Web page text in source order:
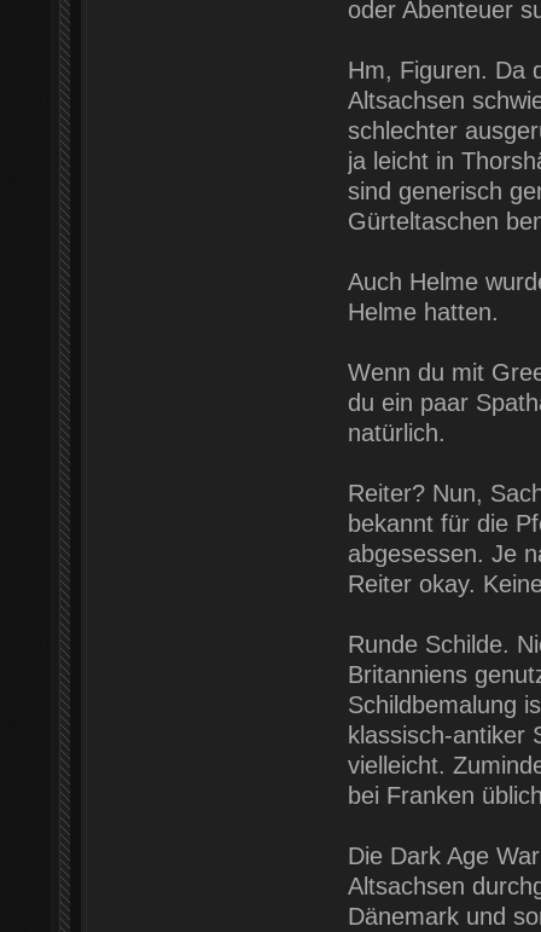
oder Abenteuer
Hm, Figuren. Da
Altsachsen
schlechter
ja leicht in
sind generisch
Gürteltaschen
Auch Helme
Helme hatten.
Wenn du mit
du ein paar
natürlich.
Reiter? Nun,
bekannt für die
abgesessen. Je
Reiter okay.
Runde Schilde.
Britanniens
Schildbemalung
klassisch-antiker
vielleicht.
bei Franken
Die Dark Age
Altsachsen
Dänemark und